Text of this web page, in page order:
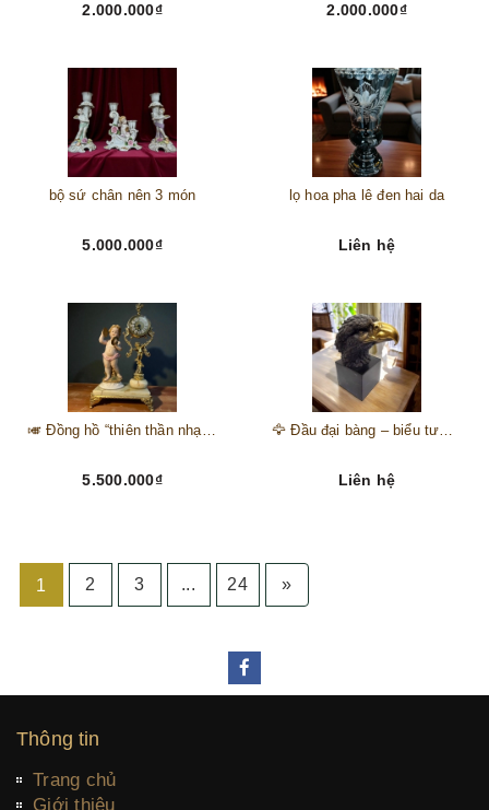
2.000.000₫ 2.000.000₫
bộ sứ chân nên 3 món
5.000.000₫
lọ hoa pha lê đen hai da
Liên hệ
🎺 Đồng hồ “thiên thần nhạc hội” – tuyệt mỹ phẩm trang trí phong cách hoàng gia 🎼
5.500.000₫
🦅 Đầu đại bàng – biểu tượng của kẻ chinh phục trên đỉnh núi thành công 🦅
Liên hệ
1 2 3 ... 24 »
Thông tin
Trang chủ
Giới thiệu